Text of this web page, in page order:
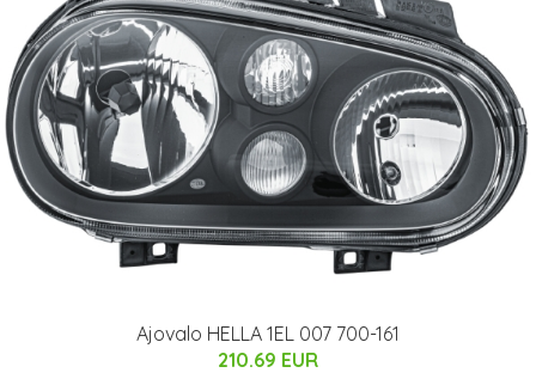
Ajovalo HELLA 1EL 007 700-161
210.69 EUR